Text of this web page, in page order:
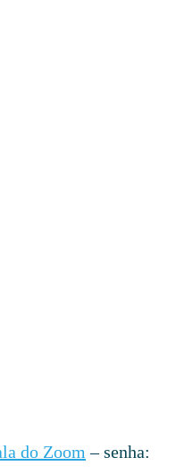
do Zoom – senha: